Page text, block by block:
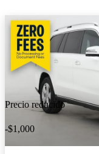
Precio reducido
-$1,000